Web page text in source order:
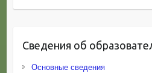
Сведения об
Основные сведения